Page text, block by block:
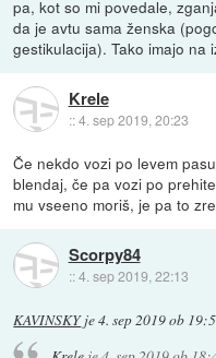
pa, kot so mi povedale,
da je avtu sama ženska
gestikulacija). Tako imajo na
Krele
::4. sep 2019, 20:23
Če nekdo vozi po levem
blendaj, če pa vozi po
mu vseeno moriš, je pa to
Scorpy84
::4. sep 2019, 22:13
KAVINSKYje4. sep 2019 ob